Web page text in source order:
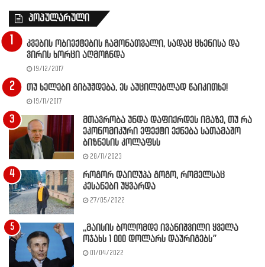
პოპულარული
კვების ობიექტების ჩამონათვალი, სადაც ცხენისა და
ვირის ხორცი აღმოჩნდა
19/12/2017
თუ ხელები გიბუჟდება, ეს აუცილებლად წაიკითხე!
19/11/2017
მთავრობა უნდა დაფიქრდეს იმაზე, თუ რა
ეკონომიკური ეფექტი ექნება სათამაშო
ბიზნესის კოლაფსს
28/11/2023
როგორ დაიღუპა გოგო, რომელსაც
კესანები უყვარდა
27/05/2022
,,მაისის ბოლომდე ივანიშვილი ყველა
ოჯახს 1 000 დოლარს დაურიგებს”
01/04/2022